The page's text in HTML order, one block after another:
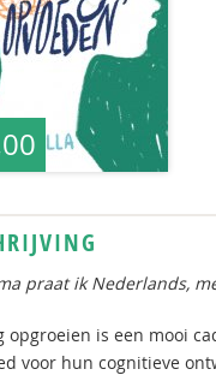
praat ik Nederlands,
opgroeien is een mooi
voor hun cognitieve